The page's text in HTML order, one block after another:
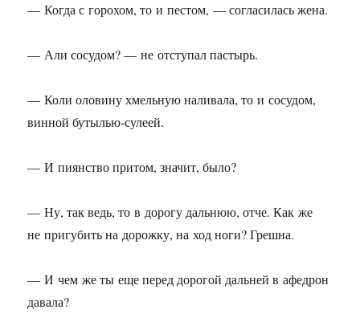
— Когда с горохом, то и пестом, — согласилась жена.
— Али сосудом? — не отступал пастырь.
— Коли оловину хмельную наливала, то и сосудом,
винной бутылью-сулеей.
— И пиянство притом, значит, было?
— Ну, так ведь, то в дорогу дальнюю, отче. Как же
не пригубить на дорожку, на ход ноги? Грешна.
— И чем же ты еще перед дорогой дальней в афедрон
давала?